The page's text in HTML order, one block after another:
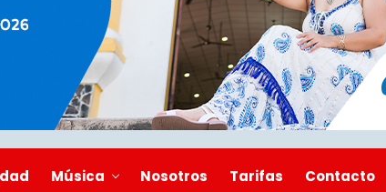
Música Nosotros Tarifas Contacto